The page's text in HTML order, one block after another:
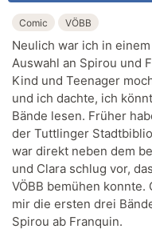
Comic VÖBB
Neulich war ich in
Auswahl an Spirou und
Kind und Teenager
und ich dachte, ich
Bände lesen. Früher
der Tuttlinger
war direkt neben dem
und Clara schlug vor,
VÖBB bemühen
mir die ersten drei
Spirou ab Franquin.